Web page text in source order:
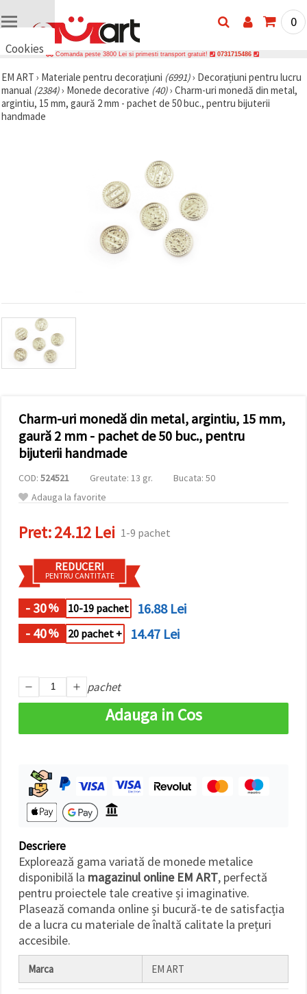
Cookies
vrem să vă
oferim
câteva
cookie -uri.
Cu toate
Puteți fi de
acord să
utilizați
toate
cookie -
vă indicați
preferințele
în setări
selectând
un tip de
dat și
pe butonul
toate!
Setări
0
Comanda peste 3800 Lei si primesti transport gratuit! 0731715486
EM ART › Materiale pentru decorațiuni (6991)› Decorațiuni pentru lucru
manual (2384)› Monede decorative (40)› Charm-uri monedă din metal,
argintiu, 15 mm, gaură 2 mm - pachet de 50 buc., pentru bijuterii
handmade
Charm-uri monedă din metal, argintiu, 15 mm,
gaură 2 mm - pachet de 50 buc., pentru
bijuterii handmade
COD: 524521 Greutate: 13 gr.
Bucata: 50
Adauga la favorite
Pret:24.12 Lei 1-9 pachet
REDUCERI
PENTRU CANTITATE
- 30% 10-19 pachet
16.88 Lei
- 40% 20 pachet + 14.47 Lei
pachet
Adauga in Cos
Descriere
Explorează gama variată de monede metalice
disponibilă la magazinul online EM ART, perfectă
pentru proiectele tale creative și imaginative.
Plasează comanda online și bucură-te de satisfacția
de a lucra cu materiale de înaltă calitate la prețuri
accesibile.
Marca EM ART